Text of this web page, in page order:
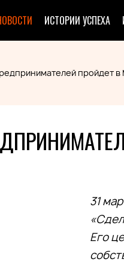
ИСТОРИИ УСПЕХА
пройдет в
31
Его